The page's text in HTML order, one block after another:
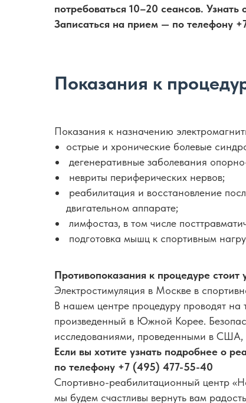
потребоваться 10–20 сеансов.
Записаться на прием — по телефону
Показания к
Показания к назначению
острые и хронические болевые
дегенеративные заболевания
невриты периферических нервов;
реабилитация и восстановление
двигательном аппарате;
лимфостаз, в том числе
подготовка мышц к спортивным
Противопоказания к процедуре стоит
Электростимуляция в Москве в
В нашем центре процедуру проводят на
произведенный в Южной Корее.
исследованиями, проведенными в США,
Если вы хотите узнать подробнее о
по телефону +7 (495) 477-55-40
Спортивно-реабилитационный центр
мы будем счастливы вернуть вам